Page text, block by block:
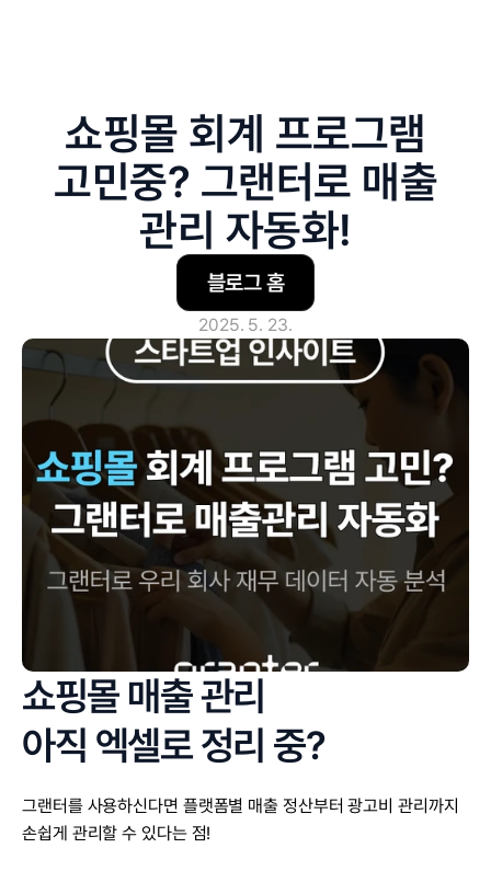
쇼핑몰 회계 프로그램
고민중? 그랜터로 매출
관리 자동화!
블로그 홈
2025. 5. 23.
쇼핑몰 매출 관리
아직 엑셀로 정리 중?
그랜터를 사용하신다면 플랫폼별 매출 정산부터 광고비 관리까지
손쉽게 관리할 수 있다는 점!